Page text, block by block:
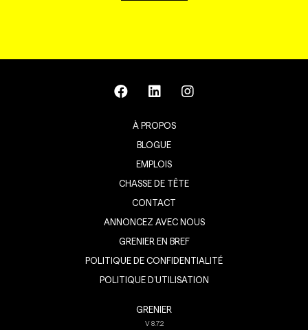
À PROPOS
BLOGUE
EMPLOIS
CHASSE DE TÊTE
CONTACT
ANNONCEZ AVEC NOUS
GRENIER EN BREF
POLITIQUE DE CONFIDENTIALITÉ
POLITIQUE D’UTILISATION
GRENIER
V8.7.2